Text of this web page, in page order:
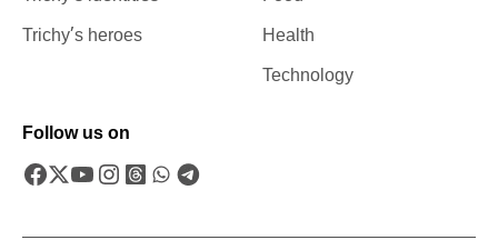
Trichy’s heroes
Health
Technology
Follow us on